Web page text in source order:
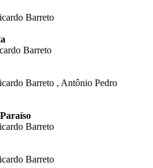
Barreto
Barreto
Barreto , Antônio Pedro
Barreto
Barreto